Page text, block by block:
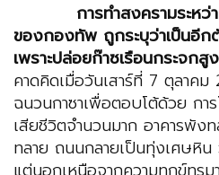
การทำสงครามระหว่
ของกองทัพ ถูกระบุว่าเป็นอีก
เพราะปล่อยก๊าซเรือนกระจกสูง
คาดคิดเมื่อวันเสาร์ที่ 7 ตุลาค
ฉนวนกาซาเพื่อตอบโต้ด้วย กา
เสียชีวิตจำนวนมาก อาคารพัง
ทลาย ถนนกลายเป็นทุ่งเศษหิน